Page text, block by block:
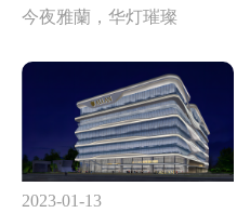
今夜雅蘭，华灯璀璨
2023-01-13